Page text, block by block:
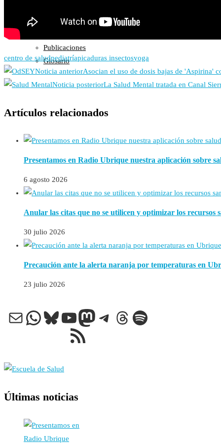
Otros
Publicaciones
Glosario
centro de saludpediatríapicaduras insectosyoga
Noticia anteriorAsocian el uso de dosis bajas de 'Aspirina'
Noticia posteriorLa Salud Mental tratada en Canal
Artículos relacionados
Presentamos en Radio Ubrique nuestra aplicación sobre
6 agosto 2026
Anular las citas que no se utilicen y optimizar los recursos
30 julio 2026
Precaución ante la alerta naranja por temperaturas en
23 julio 2026
Correo electrónico
WhatsApp
Bluesky
YouTube
Mastodon
Telegram
Threads
Spotify
Feed RSS
Últimas noticias